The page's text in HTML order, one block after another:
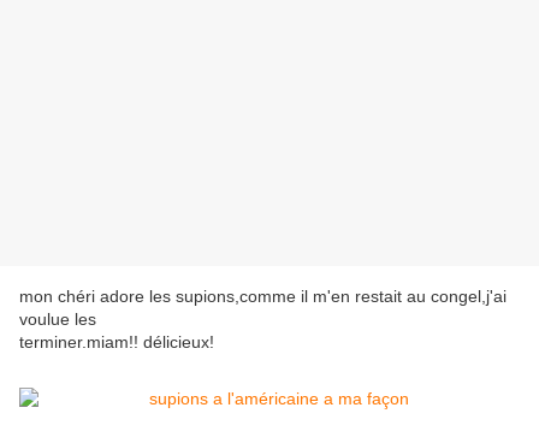
mon chéri adore les supions,comme il m'en restait au congel,j'ai
voulue les
terminer.miam!! délicieux!